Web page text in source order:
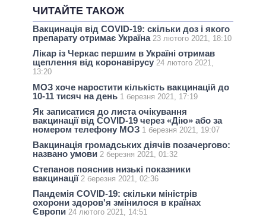
ЧИТАЙТЕ ТАКОЖ
Вакцинація від COVID-19: скільки доз і якого
препарату отримає Україна 23 лютого 2021, 18:10
Лікар із Черкас першим в Україні отримав
щеплення від коронавірусу 24 лютого 2021,
13:20
МОЗ хоче наростити кількість вакцинацій до
10-11 тисяч на день 1 березня 2021, 17:19
Як записатися до листа очікування
вакцинації від COVID-19 через «Дію» або за
номером телефону МОЗ 1 березня 2021, 19:07
Вакцинація громадських діячів позачергово:
названо умови 2 березня 2021, 01:32
Степанов пояснив низькі показники
вакцинації 2 березня 2021, 02:36
Пандемія COVID-19: скільки міністрів
охорони здоров'я змінилося в країнах
Європи 24 лютого 2021, 14:51